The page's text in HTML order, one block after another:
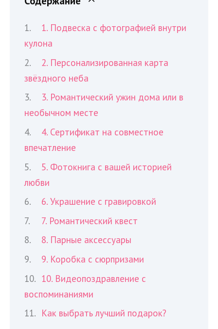
1. Подвеска с фотографией внутри
кулона
2. Персонализированная карта
звёздного неба
3. Романтический ужин дома или в
необычном месте
4. Сертификат на совместное
впечатление
5. Фотокнига с вашей историей
любви
6. Украшение с гравировкой
7. Романтический квест
8. Парные аксессуары
9. Коробка с сюрпризами
10. Видеопоздравление с
воспоминаниями
Как выбрать лучший подарок?